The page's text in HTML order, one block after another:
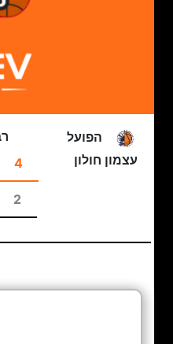
הפועל
עצמון חולון
4
2